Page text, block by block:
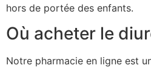
hors de portée des enfants.
Où acheter le
Notre pharmacie en ligne est